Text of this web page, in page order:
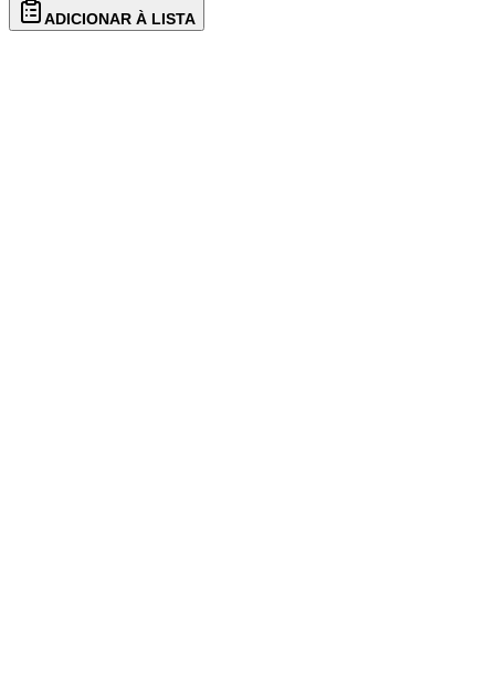
ADICIONAR À LISTA